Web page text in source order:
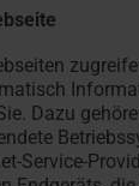
Dazu
Service-